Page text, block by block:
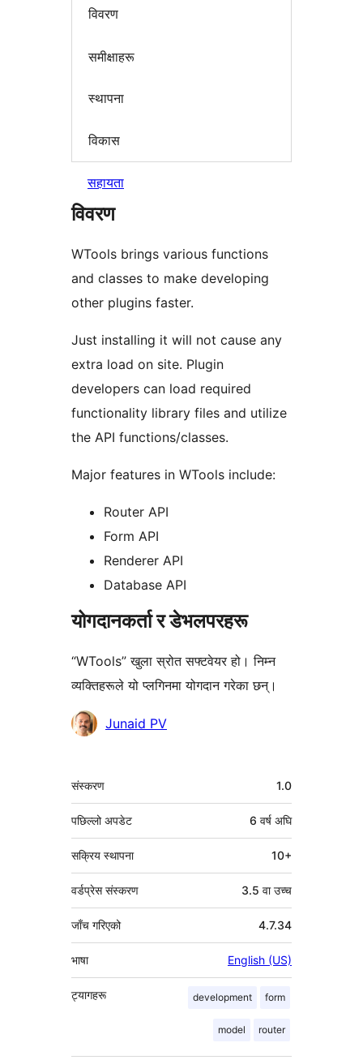
विवरण
समीक्षाहरू
स्थापना
विकास
सहायता
विवरण
WTools brings various functions
and classes to make developing
other plugins faster.
Just installing it will not cause any
extra load on site. Plugin
developers can load required
functionality library files and utilize
the API functions/classes.
Major features in WTools include:
Router API
Form API
Renderer API
Database API
योगदानकर्ता र डेभलपरहरू
“WTools” खुला स्रोत सफ्टवेयर हो। निम्न
व्यक्तिहरूले यो प्लगिनमा योगदान गरेका छन्।
योगदानकर्ताहरू
Junaid PV
मेटा
संस्करण 1.0
पछिल्लो अपडेट 6 वर्ष अघि
सक्रिय स्थापना 10+
वर्डप्रेस संस्करण 3.5 वा उच्च
जाँच गरिएको 4.7.34
भाषा English (US)
ट्यागहरू development form
model router